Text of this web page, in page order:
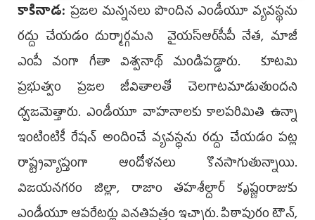
కాకినాడ‌: ప్రజల మన్ననలు పొందిన ఎండీయూ వ్యవ‌స్థ‌ను
ర‌ద్దు చేయ‌డం దుర్మార్గమ‌ని వైయ‌స్ఆర్‌సీపీ నేత‌, మాజీ
ఎంపీ వంగా గీతా విశ్వ‌నాథ్ మండిప‌డ్డారు. కూటమి
ప్రభుత్వం ప్ర‌జ‌ల‌ జీవితాలతో చెలగాటమాడుతుందని
ధ్వ‌జ‌మెత్తారు. ఎండీయూ వాహనాలకు కాలపరిమితి ఉన్నా
ఇంటింటికీ రేషన్‌ అందించే వ్యవస్థను రద్దు చేయడం ప‌ట్ల
రాష్ట్ర‌వ్యాప్తంగా ఆందోళ‌న‌లు కొన‌సాగుతున్నాయి.
విజయనగరం జిల్లా, రాజాం తహశీల్దార్ కృష్ణంరాజుకు
ఎండీయూ ఆపరేటర్లు వినతిపత్రం ఇచ్చారు. పిఠాపురం టౌన్,